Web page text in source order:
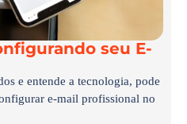
seu E-
e entende a tecnologia, pode
e-mail profissional no